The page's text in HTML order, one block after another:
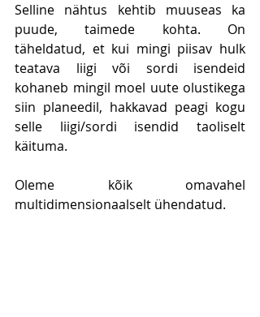
Selline nähtus kehtib muuseas ka
puude, taimede kohta. On
täheldatud, et kui mingi piisav hulk
teatava liigi või sordi isendeid
kohaneb mingil moel uute olustikega
siin planeedil, hakkavad peagi kogu
selle liigi/sordi isendid taoliselt
käituma.
Oleme kõik omavahel
multidimensionaalselt ühendatud.